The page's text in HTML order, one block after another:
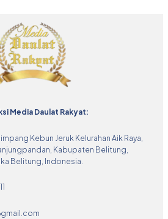
Media Daulat Rakyat:
Kebun Jeruk Kelurahan Aik Raya,
Kabupaten Belitung,
Belitung, Indonesia.